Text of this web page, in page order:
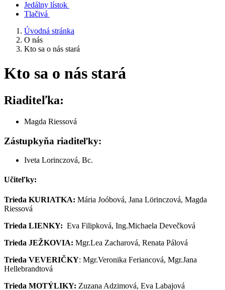
Jedálny lístok
Tlačivá
Úvodná stránka
O nás
Kto sa o nás stará
Kto sa o nás stará
Riaditeľka:
Magda Riessová
Zástupkyňa riaditeľky:
Iveta Lorinczová, Bc.
Učiteľky:
Trieda KURIATKA: Mária Joóbová, Jana Lörinczová, Magda
Riessová
Trieda LIENKY: Eva Filipková, Ing.Michaela Devečková
Trieda JEŽKOVIA: Mgr.Lea Zacharová, Renata Pálová
Trieda VEVERIČKY: Mgr.Veronika Feriancová, Mgr.Jana
Hellebrandtová
Trieda MOTÝLIKY: Zuzana Adzimová, Eva Labajová